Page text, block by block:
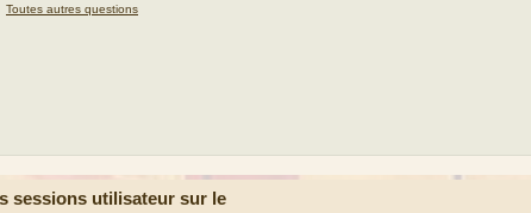
Toutes autres questions
sessions utilisateur sur le